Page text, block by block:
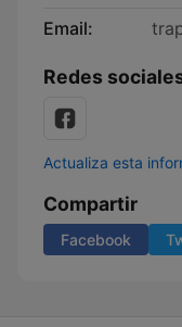
Email:
Redes
Actualiza esta
Compartir
Facebook